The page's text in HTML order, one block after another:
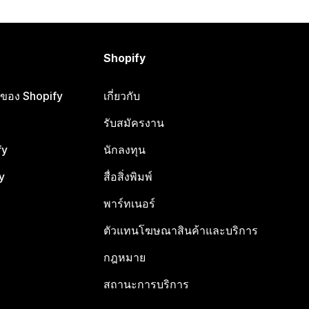
อง Shopify
Shopify
เกี่ยวกับ
รับสมัครงาน
นักลงทุน
สื่อสิ่งพิมพ์
พาร์ทเนอร์
ตัวแทนโฆษณาสินค้าและบริการ
กฎหมาย
สถานะการบริการ